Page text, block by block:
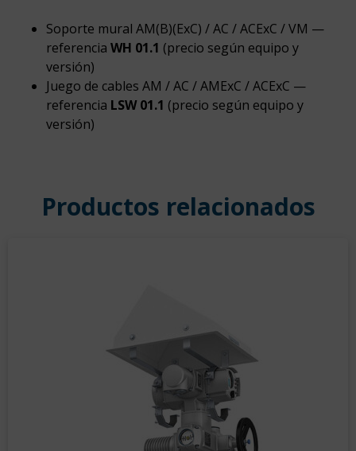
Soporte mural AM(B)(ExC) / AC / ACExC / VM —
referencia WH 01.1 (precio según equipo y
versión)
Juego de cables AM / AC / AMExC / ACExC —
referencia LSW 01.1 (precio según equipo y
versión)
Productos relacionados